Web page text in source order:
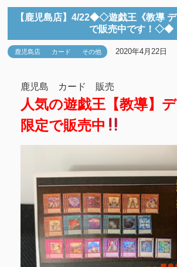
【鹿児島店】4/22◆◇遊戯王《教導
で販売中です！◇◆
鹿児島店 カード その他 2020年4月22日
鹿児島 カード 販売
人気の遊戯王【教導】
限定で販売中